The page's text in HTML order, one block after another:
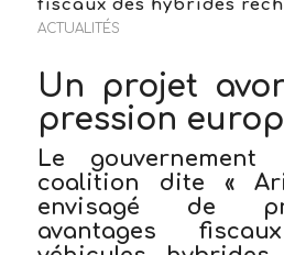
fiscaux des hybrides
ACTUALITÉS
Un projet
pression
Le
coalition dite «
envisagé de
avantages